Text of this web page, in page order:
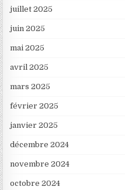
juillet 2025
juin 2025
mai 2025
avril 2025
mars 2025
février 2025
janvier 2025
décembre 2024
novembre 2024
octobre 2024